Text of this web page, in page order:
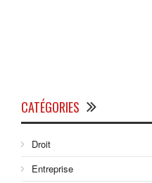
CATÉGORIES
Droit
Entreprise